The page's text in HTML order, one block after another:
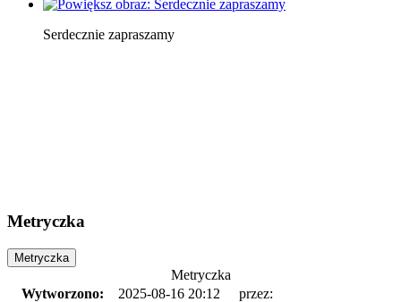
Serdecznie zapraszamy
Metryczka
Metryczka
Metryczka
Wytworzono:
2025-08-16 20:12
przez: